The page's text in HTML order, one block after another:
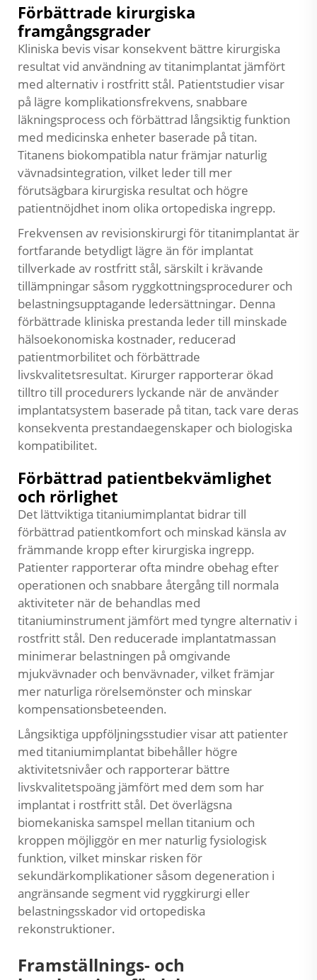
Förbättrade kirurgiska
framgångsgrader
Kliniska bevis visar konsekvent bättre kirurgiska
resultat vid användning av titanimplantat jämfört
med alternativ i rostfritt stål. Patientstudier visar
på lägre komplikationsfrekvens, snabbare
läkningsprocess och förbättrad långsiktig funktion
med medicinska enheter baserade på titan.
Titanens biokompatibla natur främjar naturlig
vävnadsintegration, vilket leder till mer
förutsägbara kirurgiska resultat och högre
patientnöjdhet inom olika ortopediska ingrepp.
Frekvensen av revisionskirurgi för titanimplantat är
fortfarande betydligt lägre än för implantat
tillverkade av rostfritt stål, särskilt i krävande
tillämpningar såsom ryggkottningsprocedurer och
belastningsupptagande ledersättningar. Denna
förbättrade kliniska prestanda leder till minskade
hälsoekonomiska kostnader, reducerad
patientmorbilitet och förbättrade
livskvalitetsresultat. Kirurger rapporterar ökad
tilltro till procedurers lyckande när de använder
implantatsystem baserade på titan, tack vare deras
konsekventa prestandaegenskaper och biologiska
kompatibilitet.
Förbättrad patientbekvämlighet
och rörlighet
Det lättviktiga titaniumimplantat bidrar till
förbättrad patientkomfort och minskad känsla av
främmande kropp efter kirurgiska ingrepp.
Patienter rapporterar ofta mindre obehag efter
operationen och snabbare återgång till normala
aktiviteter när de behandlas med
titaniuminstrument jämfört med tyngre alternativ i
rostfritt stål. Den reducerade implantatmassan
minimerar belastningen på omgivande
mjukvävnader och benvävnader, vilket främjar
mer naturliga rörelsemönster och minskar
kompensationsbeteenden.
Långsiktiga uppföljningsstudier visar att patienter
med titaniumimplantat bibehåller högre
aktivitetsnivåer och rapporterar bättre
livskvalitetspoäng jämfört med dem som har
implantat i rostfritt stål. Det överlägsna
biomekaniska samspel mellan titanium och
kroppen möjliggör en mer naturlig fysiologisk
funktion, vilket minskar risken för
sekundärkomplikationer såsom degeneration i
angränsande segment vid ryggkirurgi eller
belastningsskador vid ortopediska
rekonstruktioner.
Framställnings- och